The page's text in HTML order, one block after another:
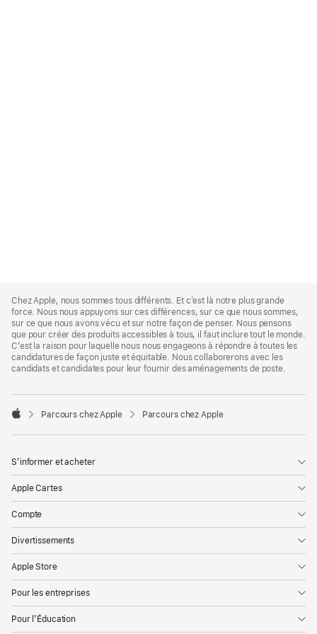
Footer
Chez Apple, nous sommes tous différents. Et c’est là notre plus grande
force. Nous nous appuyons sur ces différences, sur ce que nous sommes,
sur ce que nous avons vécu et sur notre façon de penser. Nous pensons
que pour créer des produits accessibles à tous, il faut inclure tout le monde.
C’est la raison pour laquelle nous nous engageons à répondre à toutes les
candidatures de façon juste et équitable. Nous collaborerons avec les
candidats et candidates pour leur fournir des aménagements de poste.

Parcours chez Apple Parcours chez Apple
S’informer et acheter
Apple Cartes
Compte
Divertissements
Apple Store
Pour les entreprises
Pour l’Éducation